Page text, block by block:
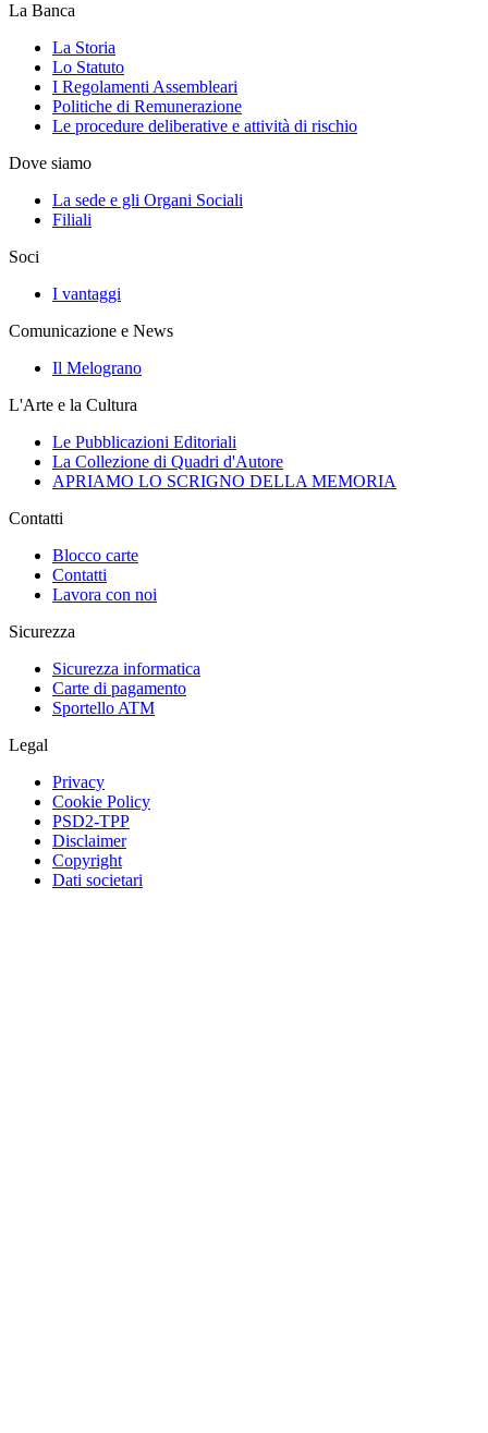
La Banca
La Storia
Lo Statuto
I Regolamenti Assembleari
Politiche di Remunerazione
Le procedure deliberative e attività di rischio
Dove siamo
La sede e gli Organi Sociali
Filiali
Soci
I vantaggi
Comunicazione e News
Il Melograno
L'Arte e la Cultura
Le Pubblicazioni Editoriali
La Collezione di Quadri d'Autore
APRIAMO LO SCRIGNO DELLA MEMORIA
Contatti
Blocco carte
Contatti
Lavora con noi
Sicurezza
Sicurezza informatica
Carte di pagamento
Sportello ATM
Legal
Privacy
Cookie Policy
PSD2-TPP
Disclaimer
Copyright
Dati societari